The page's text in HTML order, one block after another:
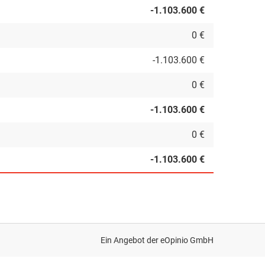
-1.103.600 €
0 €
-1.103.600 €
0 €
-1.103.600 €
0 €
-1.103.600 €
Ein Angebot dereOpinio GmbH